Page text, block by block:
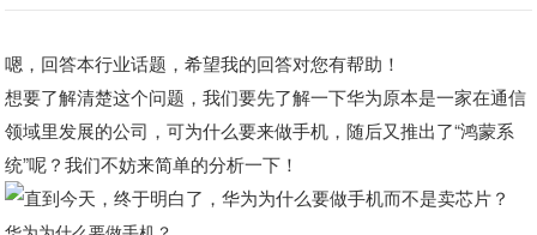
嗯，回答本行业话题，希望我的回答对您有帮助！
想要了解清楚这个问题，我们要先了解一下华为原本是一家在通信
领域里发展的公司，可为什么要来做手机，随后又推出了“鸿蒙系
统”呢？我们不妨来简单的分析一下！